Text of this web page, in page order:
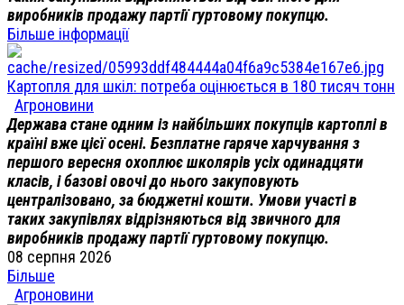
виробників продажу партії гуртовому покупцю.
Більше інформації
Картопля для шкіл: потреба оцінюється в 180 тисяч тонн
Агроновини
Держава стане одним із найбільших покупців картоплі в
країні вже цієї осені. Безплатне гаряче харчування з
першого вересня охоплює школярів усіх одинадцяти
класів, і базові овочі до нього закуповують
централізовано, за бюджетні кошти. Умови участі в
таких закупівлях відрізняються від звичного для
виробників продажу партії гуртовому покупцю.
08 серпня 2026
Більше
Агроновини